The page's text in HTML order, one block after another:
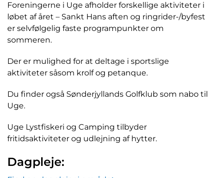
Foreningerne i Uge afholder forskellige aktiviteter i
løbet af året – Sankt Hans aften og ringrider-/byfest
er selvfølgelig faste programpunkter om
sommeren.
Der er mulighed for at deltage i sportslige
aktiviteter såsom krolf og petanque.
Du finder også Sønderjyllands Golfklub som nabo til
Uge.
Uge Lystfiskeri og Camping tilbyder
fritidsaktiviteter og udlejning af hytter.
Dagpleje: